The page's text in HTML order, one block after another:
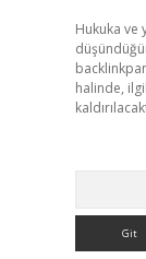
Hukuka ve
halinde,